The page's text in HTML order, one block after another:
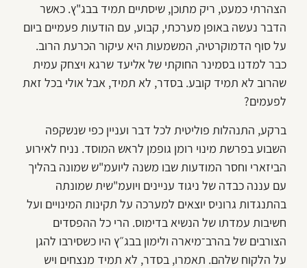
הצהרתי כמעט, ריק מתוכן, שיסתיים תמיד בבג"ץ. כאשר
הדבר נעשה באופן מערכתי, קבוע, עם הודעות פעמיים ביום
על סוף הדמוקרטיה, המשמעות היא עיקור הכרעת הרוב.
כבר למדנו בסמינר החוקתי של אליעד שרגא ויצחק עמית
שהרוב לא תמיד קובע. בסדר, לא תמיד, אבל אולי בכל זאת
לפעמים?
ברקע, התנהלות פוליטית לכל דבר ועניין כפי שנשקפה
השבוע בפרשת מינוי רומן גופמן לראש המוסד. נניח לאירוע
הביזארי וחסר המודעות שבו משנה ליועמ"ש שמונה בהליך
עם עננה כבדה של ניגוד עניינים ויועמ"שית שמונתה
בהתנגדות גרוניס יוצאים למערכה על תקינות המינויים ועל
חשיבות עמדתו של הנשיא בדימוס. הרי כל ההפסדים
הצורבים של בהרב־מיארה ולימון בבג״ץ היו כשסירבו להגן
על הלקוח שלהם. תאמרו, בסדר, לא תמיד מנצחים ויש